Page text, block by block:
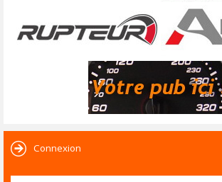
Connexion